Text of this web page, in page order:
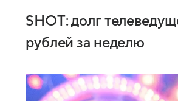
SHOT: долг
рублей за неделю